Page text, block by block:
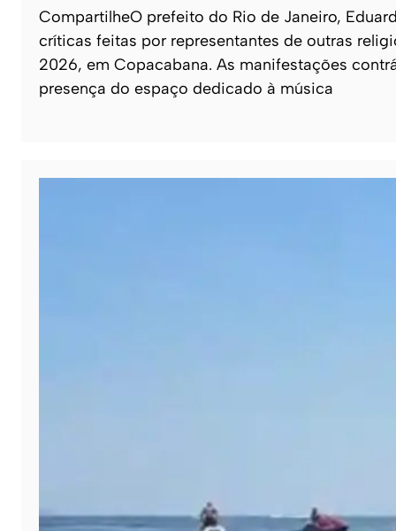
CompartilheO prefeito do Rio de Janeiro,
críticas feitas por representantes de outras
2026, em Copacabana. As manifestações
presença do espaço dedicado à música